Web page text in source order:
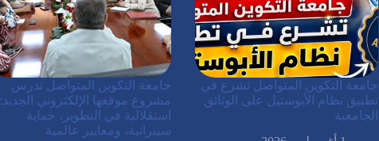
جامعة التكوين المتواصل تشرع في
تطبيق نظام الأبوستيل على الوثائق
الجامعية
جامعة التكوين المتواصل تدرس
مشروع موقعها الإلكتروني الجديد:
استقلالية في التطوير، حماية
سيبرانية، ومعايير عالمية